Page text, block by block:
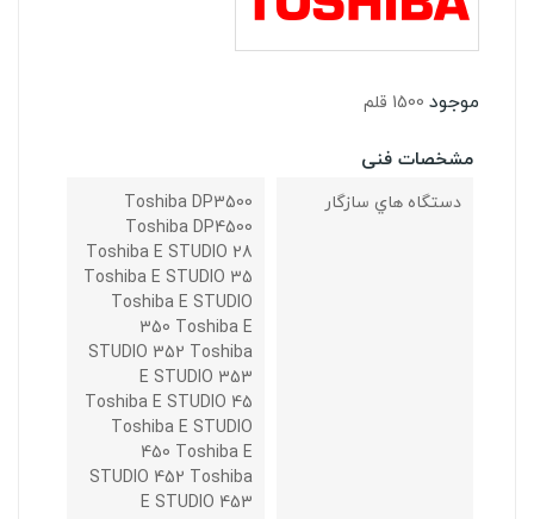
موجود 1500 قلم
مشخصات فنی
دستگاه هاي سازگار
Toshiba DP3500
Toshiba DP4500
Toshiba E STUDIO 28
Toshiba E STUDIO 35
Toshiba E STUDIO
350 Toshiba E
STUDIO 352 Toshiba
E STUDIO 353
Toshiba E STUDIO 45
Toshiba E STUDIO
450 Toshiba E
STUDIO 452 Toshiba
E STUDIO 453